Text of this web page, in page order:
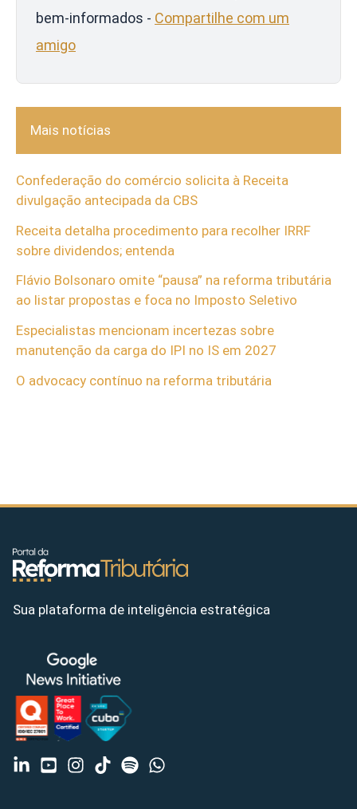
bem-informados - Compartilhe com um
amigo
Mais notícias
Confederação do comércio solicita à Receita
divulgação antecipada da CBS
Receita detalha procedimento para recolher IRRF
sobre dividendos; entenda
Flávio Bolsonaro omite “pausa” na reforma tributária
ao listar propostas e foca no Imposto Seletivo
Especialistas mencionam incertezas sobre
manutenção da carga do IPI no IS em 2027
O advocacy contínuo na reforma tributária
Sua plataforma de inteligência estratégica